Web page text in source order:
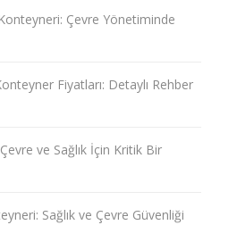
Çevre Yönetiminde
Fiyatları: Detaylı Rehber
ve Sağlık İçin Kritik Bir
Sağlık ve Çevre Güvenliği